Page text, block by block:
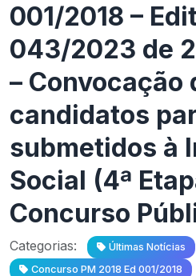
001/2018 –
043/2023 de
– Convocação
candidatos
submetidos à
Social (4ª
Concurso
Categorias:
Últimas Notícias
Concurso PM 2018 Ed 001/2018